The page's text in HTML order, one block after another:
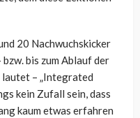
20 Nachwuchskicker
bis zum Ablauf der
– „Integrated
kein Zufall sein, dass
kaum etwas erfahren